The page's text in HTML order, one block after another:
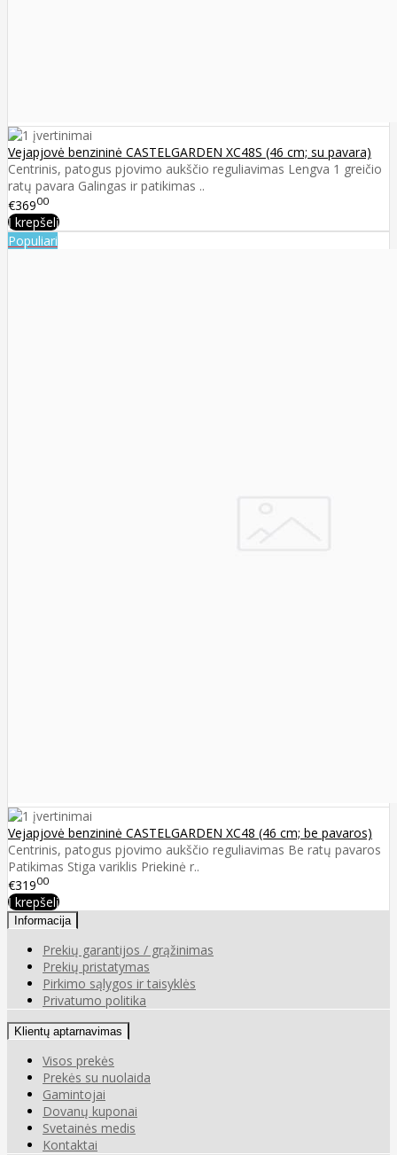
Vejapjovė benzininė CASTELGARDEN XC48S (46 cm; su pavara)
Centrinis, patogus pjovimo aukščio reguliavimas Lengva 1 greičio
ratų pavara Galingas ir patikimas ..
€36900
Į krepšelį
Populiari
Vejapjovė benzininė CASTELGARDEN XC48 (46 cm; be pavaros)
Centrinis, patogus pjovimo aukščio reguliavimas Be ratų pavaros
Patikimas Stiga variklis Priekinė r..
€31900
Į krepšelį
Informacija
Prekių garantijos / grąžinimas
Prekių pristatymas
Pirkimo sąlygos ir taisyklės
Privatumo politika
Klientų aptarnavimas
Visos prekės
Prekės su nuolaida
Gamintojai
Dovanų kuponai
Svetainės medis
Kontaktai